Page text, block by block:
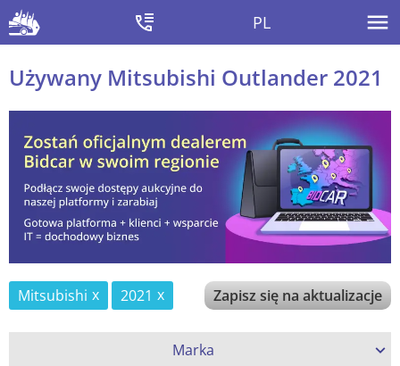
PL
Używany Mitsubishi Outlander 2021
Mitsubishi 2021 Zapisz się na aktualizacje
Marka